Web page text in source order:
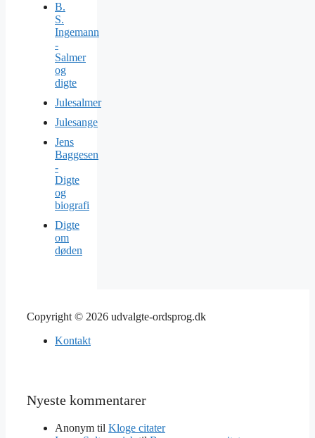
B.
S.
Ingemann
-
Salmer
og
digte
Julesalmer
Julesange
Jens
Baggesen
-
Digte
og
biografi
Digte
om
døden
Copyright © 2026 udvalgte-ordsprog.dk
Kontakt
Nyeste kommentarer
Anonym til Kloge citater